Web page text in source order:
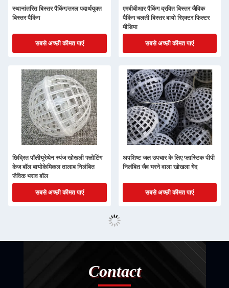
स्थानांतरित बिस्तर पैकिंग/तरल पदार्थयुक्त
बिस्तर पैकिंग
सबसे अच्छी कीमत पाएं
एमबीबीआर पैकिंग द्रवित बिस्तर जैविक
पैकिंग चलती बिस्तर बायो रिएक्टर फिल्टर
मीडिया
सबसे अच्छी कीमत पाएं
छिद्रित पॉलीयुरेथेन स्पंज खोखली फ्लोटिंग
केज बॉल बायोकेमिकल तालाब निलंबित
जैविक भराव बॉल
सबसे अच्छी कीमत पाएं
अपशिष्ट जल उपचार के लिए प्लास्टिक पीपी
निलंबित जैव भरने वाला खोखला गेंद
सबसे अच्छी कीमत पाएं
Contact